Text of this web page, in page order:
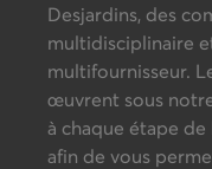
Desjardins, des
multidisciplinaire
multifournisseur.
œuvrent sous
à chaque étape
afin de vous